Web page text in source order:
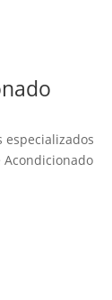
especializados